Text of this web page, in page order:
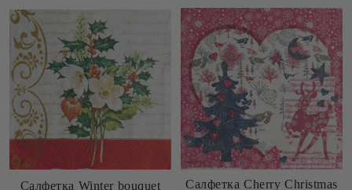
Салфетка Winter bouquet
Салфетка Cherry Christmas